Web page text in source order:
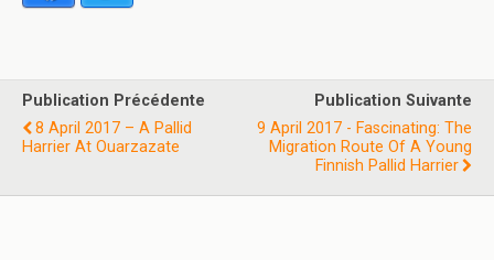
Publication Précédente
8 April 2017 – A Pallid
Harrier At Ouarzazate
Publication Suivante
9 April 2017 - Fascinating: The
Migration Route Of A Young
Finnish Pallid Harrier